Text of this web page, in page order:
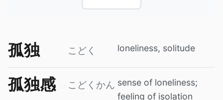
孤独 こどく loneliness, solitude
孤独感 こどくかん sense of loneliness;
feeling of isolation